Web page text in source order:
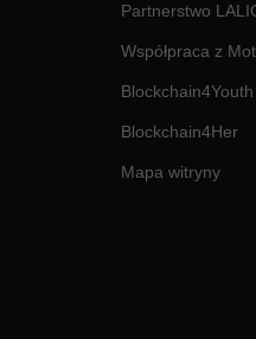
Partnerstwo
Współpraca z
Blockchain4Youth
Blockchain4Her
Mapa witryny